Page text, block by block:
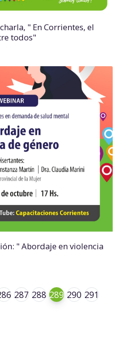
" En Corrientes, el
todos"
" Abordaje en violencia
287 288 289 290 291